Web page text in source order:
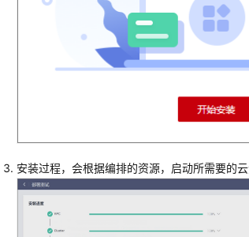
安装过程，会根据编排的资源，启动所需要的